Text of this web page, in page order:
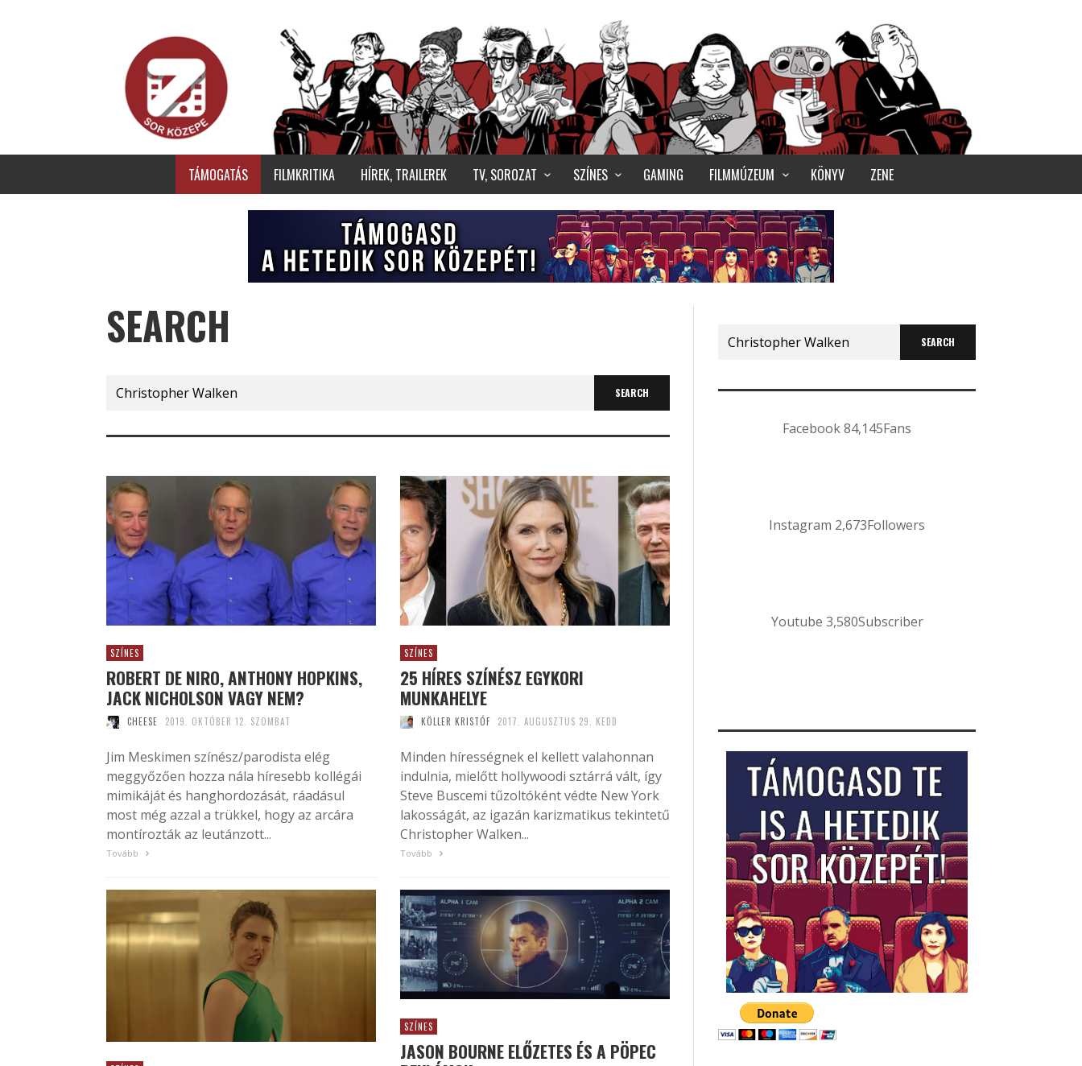
TÁMOGATÁS FILMKRITIKA HÍREK, TRAILEREK TV, SOROZAT SZÍNES GAMING FILMMÚZEUM KÖNYV ZENE
SEARCH
Search
for:
SZÍNES
ROBERT DE NIRO, ANTHONY HOPKINS,
JACK NICHOLSON VAGY NEM?
CHEESE 2019. OKTÓBER 12. SZOMBAT
Jim Meskimen színész/parodista elég
meggyőzően hozza nála híresebb kollégái
mimikáját és hanghordozását, ráadásul
most még azzal a trükkel, hogy az arcára
montírozták az leutánzott...
Tovább
SZÍNES
25 HÍRES SZÍNÉSZ EGYKORI
MUNKAHELYE
KÖLLER KRISTÓF 2017. AUGUSZTUS 29. KEDD
Minden hírességnek el kellett valahonnan
indulnia, mielőtt hollywoodi sztárrá vált, így
Steve Buscemi tűzoltóként védte New York
lakosságát, az igazán karizmatikus tekintetű
Christopher Walken...
Tovább
SZÍNES
JASON BOURNE ELŐZETES ÉS A PÖPEC
Search
for:
Facebook84,145Fans
Instagram 2,673Followers
Youtube 3,580Subscriber